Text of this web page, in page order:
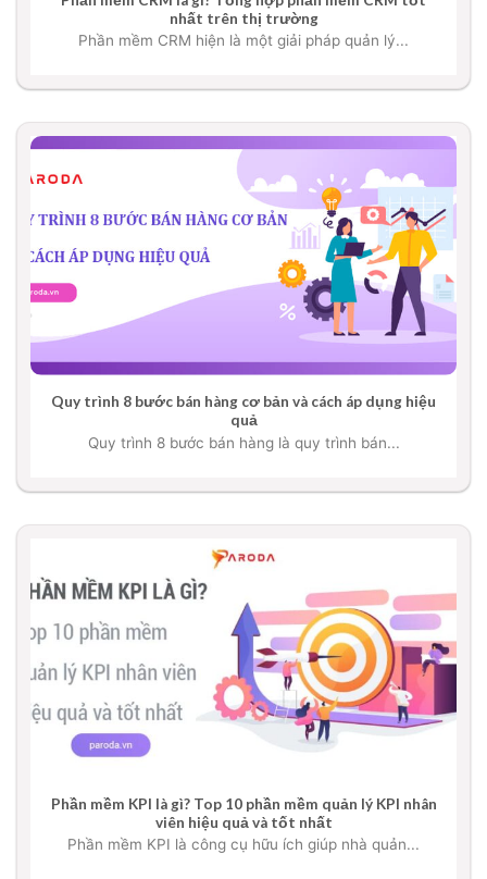
nhất trên thị trường
Phần mềm CRM hiện là một giải pháp quản lý...
Quy trình 8 bước bán hàng cơ bản và cách áp dụng hiệu
quả
Quy trình 8 bước bán hàng là quy trình bán...
Phần mềm KPI là gì? Top 10 phần mềm quản lý KPI nhân
viên hiệu quả và tốt nhất
Phần mềm KPI là công cụ hữu ích giúp nhà quản...